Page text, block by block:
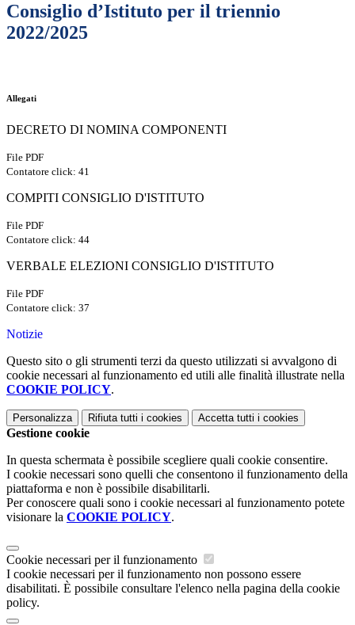
Consiglio d’Istituto per il triennio
2022/2025
Allegati
DECRETO DI NOMINA COMPONENTI
File PDF
Contatore click: 41
COMPITI CONSIGLIO D'ISTITUTO
File PDF
Contatore click: 44
VERBALE ELEZIONI CONSIGLIO D'ISTITUTO
File PDF
Contatore click: 37
Notizie
Questo sito o gli strumenti terzi da questo utilizzati si avvalgono di
cookie necessari al funzionamento ed utili alle finalità illustrate nella
COOKIE POLICY.
Personalizza Rifiuta tutti i cookies Accetta tutti i cookies
Gestione cookie
In questa schermata è possibile scegliere quali cookie consentire.
I cookie necessari sono quelli che consentono il funzionamento della
piattaforma e non è possibile disabilitarli.
Per conoscere quali sono i cookie necessari al funzionamento potete
visionare la COOKIE POLICY.
Cookie necessari per il funzionamento
I cookie necessari per il funzionamento non possono essere
disabilitati. È possibile consultare l'elenco nella pagina della cookie
policy.